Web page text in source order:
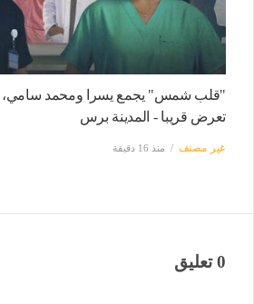
تعرض قريبا - المدينة برس
غير مصنف منذ 16 دقيقة
0 تعليق